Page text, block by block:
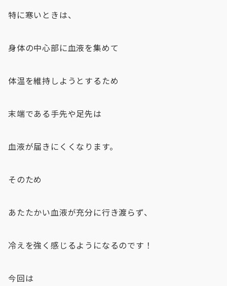
特に寒いときは、
身体の中心部に血液を集めて
体温を維持しようとするため
末端である手先や足先は
血液が届きにくくなります。
そのため
あたたかい血液が充分に行き渡らず、
冷えを強く感じるようになるのです！
今回は